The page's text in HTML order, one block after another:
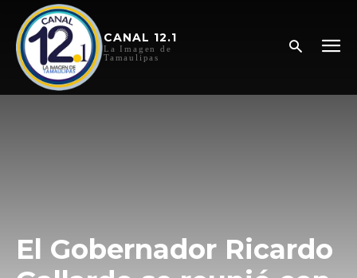
CANAL 12.1
La Imagen de
Tamaulipas
El Gobernador Ricardo